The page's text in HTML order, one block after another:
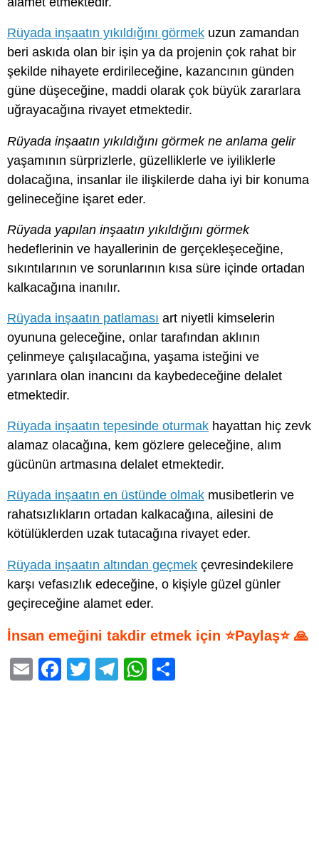
Rüyada inşaatın yıkıldığını görmek uzun zamandan
beri askıda olan bir işin ya da projenin çok rahat bir
şekilde nihayete erdirileceğine, kazancının günden
güne düşeceğine, maddi olarak çok büyük zararlara
uğrayacağına rivayet etmektedir.
Rüyada inşaatın yıkıldığını görmek ne anlama gelir
yaşamının sürprizlerle, güzelliklerle ve iyiliklerle
dolacağına, insanlar ile ilişkilerde daha iyi bir konuma
gelineceğine işaret eder.
Rüyada yapılan inşaatın yıkıldığını görmek
hedeflerinin ve hayallerinin de gerçekleşeceğine,
sıkıntılarının ve sorunlarının kısa süre içinde ortadan
kalkacağına inanılır.
Rüyada inşaatın patlaması art niyetli kimselerin
oyununa geleceğine, onlar tarafından aklının
çelinmeye çalışılacağına, yaşama isteğini ve
yarınlara olan inancını da kaybedeceğine delalet
etmektedir.
Rüyada inşaatın tepesinde oturmak hayattan hiç zevk
alamaz olacağına, kem gözlere geleceğine, alım
gücünün artmasına delalet etmektedir.
Rüyada inşaatın en üstünde olmak musibetlerin ve
rahatsızlıkların ortadan kalkacağına, ailesini de
kötülüklerden uzak tutacağına rivayet eder.
Rüyada inşaatın altından geçmek çevresindekilere
karşı vefasızlık edeceğine, o kişiyle güzel günler
geçireceğine alamet eder.
İnsan emeğini takdir etmek için ⭐Paylaş⭐ 🙏
E
F
T
T
W